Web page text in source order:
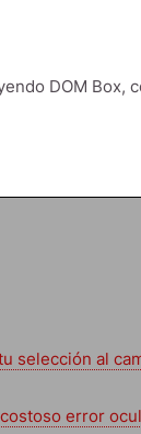
DOM Box,
selección al
error